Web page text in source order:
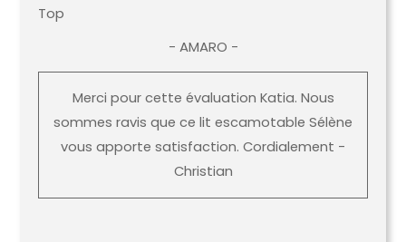
Top
- AMARO -
Merci pour cette évaluation Katia. Nous
sommes ravis que ce lit escamotable Sélène
vous apporte satisfaction. Cordialement -
Christian